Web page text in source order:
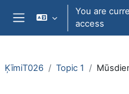
Skip to main content
You are
access
ĶīmiT026 Topic 1